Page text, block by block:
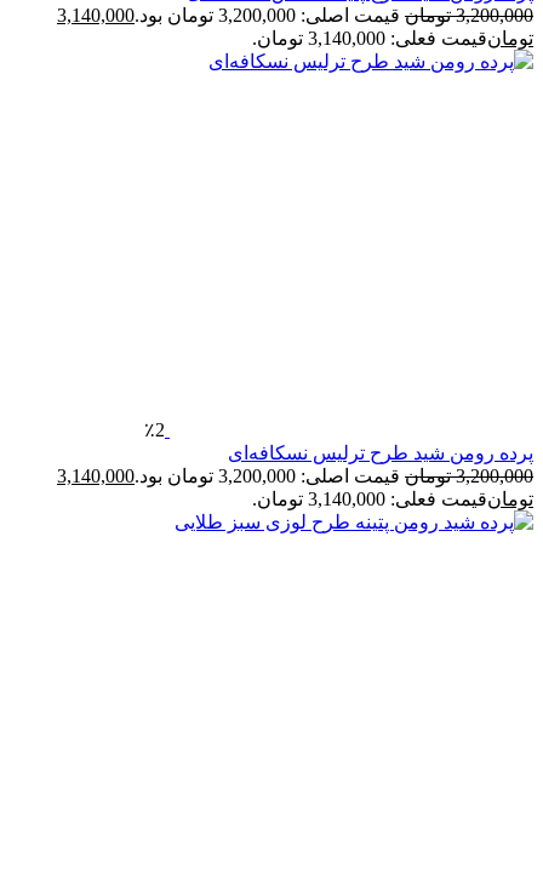
3,200,000 تومان قیمت اصلی: 3,200,000 تومان بود.
3,140,000
تومانقیمت فعلی: 3,140,000 تومان.
٪2
پرده رومن شید طرح ترلیس نسکافه‌ای
3,200,000 تومان قیمت اصلی: 3,200,000 تومان بود.
3,140,000
تومانقیمت فعلی: 3,140,000 تومان.